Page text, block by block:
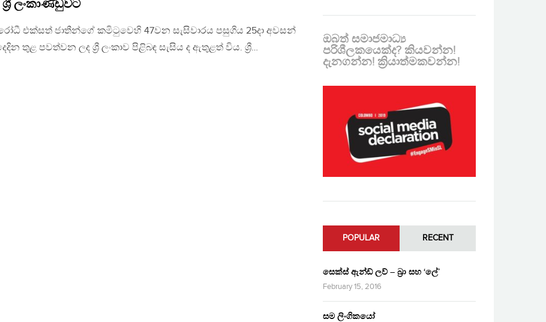
ලංකාණ්ඩුවට
එක්සත් ජාතීන්ගේ කමිටුවෙහි 47වන සැසිවාරය පසුගිය 25දා අවසන්
තුළ පවත්වන ලද ශ්‍රී ලංකාව පිළිබඳ සැසිය ද ඇතුළත් විය. ශ්‍රී…
ඔබත් සමාජමාධ්‍ය
පරිශීලකයෙක්ද? කියවන්න!
දැනගන්න! ක්‍රියාත්මකවන්න!
POPULAR RECENT
සෙක්ස් ඇන්ඩ් ලව් – බ්‍රා සහ ‘ලේ’
February 15, 2016
සම ලිංගිකයෝ